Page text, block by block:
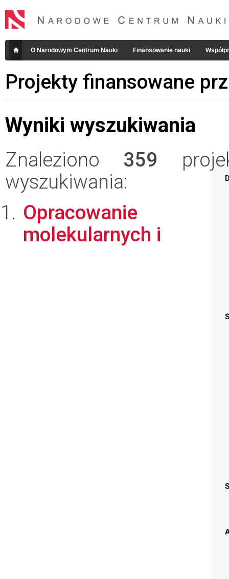
O Narodowym Centrum Nauki Finansowanie nauki
Projekty finansowane
Wyniki wyszukiwania
Znaleziono 359
wyszukiwania:
Opracowanie
molekularnych i